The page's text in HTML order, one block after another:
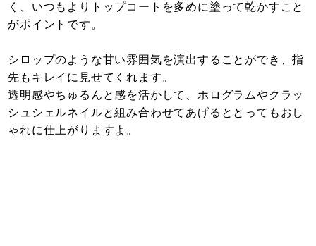
く、いつもよりトップコートを多めに塗って乾かすこと
がポイントです。
シロップのような甘い雰囲気を演出することができ、指
先もキレイに見せてくれます。
透明感やちゅるんと感を活かして、ホログラムやクラッ
シュシェルネイルと組み合わせてあげるととってもおし
ゃれに仕上がりますよ。